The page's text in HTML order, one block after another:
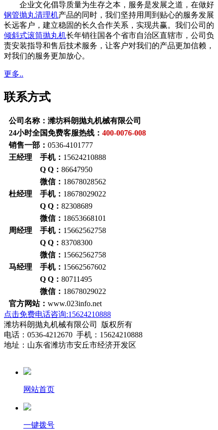
企业文化倡导质量为生存之本，服务是发展之道，在做好
钢管抛丸清理机产品的同时，我们坚持用周到贴心的服务发展
长远客户，建立稳固的长久合作关系，实现共赢。我们公司的
倾斜式滚筒抛丸机长年销往国各个省市自治区直辖市，公司负
责安装指导和售后技术服务，让客户对我们的产品更加信赖，
对我们的服务更加放心。
更多..
联系方式
公司名称：潍坊科朗抛丸机械有限公司
24小时全国免费客服热线： 400-0076-008
销售一部： 0536-4101777
王经理 手机： 15624210888
Q Q： 86647950
微信： 18678028562
杜经理 手机： 18678029022
Q Q： 82308689
微信： 18653668101
周经理 手机： 15662562758
Q Q： 83708300
微信： 15662562758
马经理 手机： 15662567602
Q Q： 80711495
微信： 18678029022
官方网站： www.023info.net
点击免费电话咨询:15624210888
潍坊科朗抛丸机械有限公司 版权所有
电话：0536-4212670 手机：15624210888
地址：山东省潍坊市安丘市经济开发区
网站首页
一键拨号